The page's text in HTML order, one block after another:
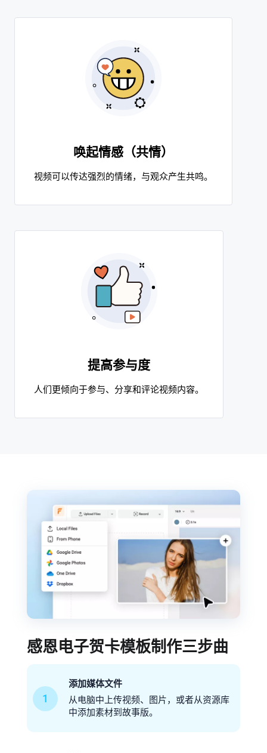
唤起情感（共情）
视频可以传达强烈的情绪，与观众产生共鸣。
提高参与度
人们更倾向于参与、分享和评论视频内容。
感恩电子贺卡模板制作三步曲
1
添加媒体文件
从电脑中上传视频、图片，或者从资源库
中添加素材到故事版。